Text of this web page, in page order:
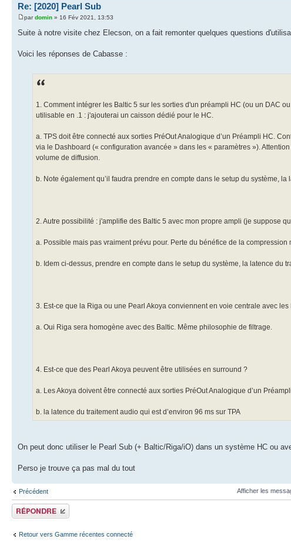
Re: [2020] Pearl Sub
pardomin » 16 Fév 2021, 13:53
Suite à notre visite chez Elecson, on a fait remonter quelques questions
Voici les réponses de Cabasse :
1. Comment intégrer les Baltic 5 sur les sorties d'un préampli HC (ou un DAC
utilisable en .1 : j'ajouterai un caisson dédié pour le HC.
a. TPS doit être connecté aux sorties PréOut Analogique d’un Préampli HC.
via le Dashboard (« configuration avancée » dans les « paramètres »).
volume de diffusion.
b. Note également qu’il faudra prendre en compte dans le setup du système,
2. Autre possibilité : j'amplifie des Baltic 5 avec mon propre ampli (je suppose
a. Possible mais pas vraiment prévu pour. Perte du bénéfice de la
b. Idem ci-dessus, prendre en compte dans le setup du système, la latence du
3. Est-ce que la Riga ou une Pearl Akoya conviennent en voie centrale avec
a. Oui Riga sera homogène avec des Baltic. Même philosophie de filtrage.
4. Est-ce que des Pearl Akoya peuvent être utilisées en surround ?
a. Les Akoya doivent être connecté aux sorties PréOut Analogique d’un
b. la latence du traitement audio qui est d’environ 96 ms sur TPA
On peut donc utiliser le Pearl Sub (+ Baltic/Riga/iO) dans un système HC ou
Perso je trouve ça pas mal du tout
Précédent Afficher les
Publier une réponse
Retour vers Gamme récentes connecté